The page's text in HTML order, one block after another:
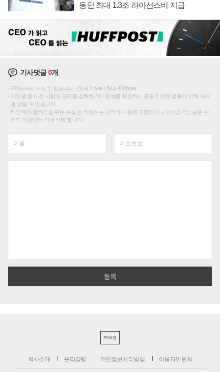
동안 최대 1.3조 라이선스비 지급
기사댓글0개
200자까지 쓰실 수 있습니다. (현재 0 byte / 최대 400byte)
저작권 등 다른 사람의 권리를 침해하거나 명예를 훼손하는 댓글은 관련 법률에 의해 제재
를 받을 수 있습니다.
타인에게 불쾌감을 주는 욕설 등 비하하는 단어가 내용에 포함되거나 인신공격성 글은 관
리자의 판단에 의해 삭제 합니다.
PC버전
회사소개 윤리강령 개인정보처리방침 이용자위원회